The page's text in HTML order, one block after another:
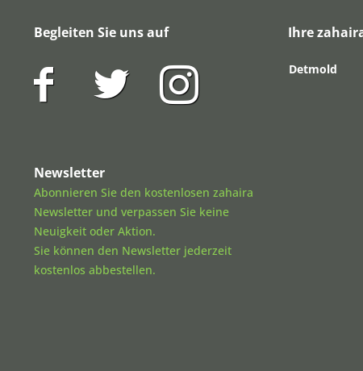
Begleiten Sie uns auf
Newsletter
Abonnieren Sie den kostenlosen zahaira
Newsletter und verpassen Sie keine
Neuigkeit oder Aktion.
Sie können den Newsletter jederzeit
kostenlos abbestellen.
Ihre
Detmold